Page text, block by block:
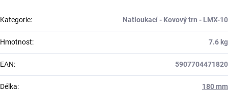
Kategorie: Natloukací - Kovový trn - LMX-10
Hmotnost: 7.6 kg
EAN: 5907704471820
Délka: 180 mm